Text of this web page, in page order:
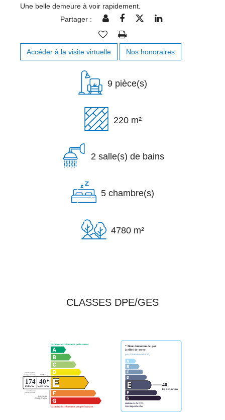
Une belle demeure à voir rapidement.
Partager :
Accéder à la visite virtuelle Nos honoraires
9 pièce(s)
220 m²
2 salle(s) de bains
5 chambre(s)
4780 m²
CLASSES DPE/GES